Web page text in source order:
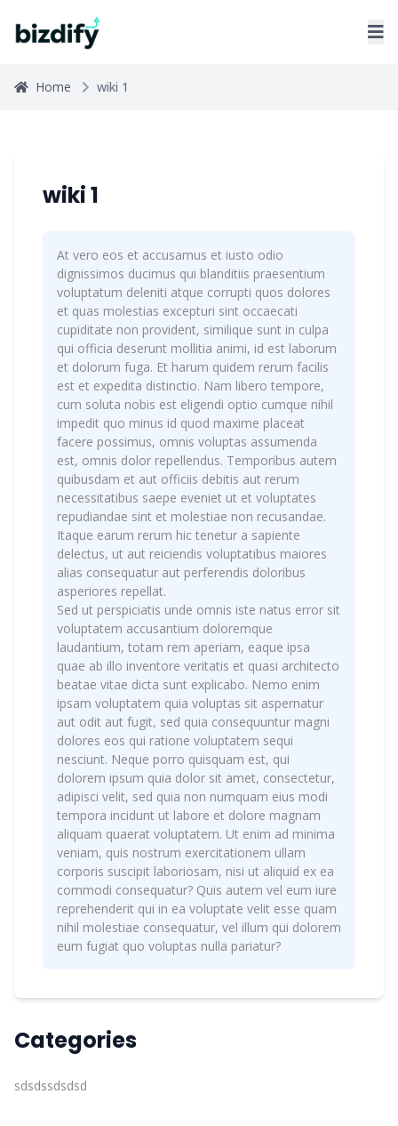
Home wiki 1
wiki 1
At vero eos et accusamus et iusto odio
dignissimos ducimus qui blanditiis praesentium
voluptatum deleniti atque corrupti quos dolores
et quas molestias excepturi sint occaecati
cupiditate non provident, similique sunt in culpa
qui officia deserunt mollitia animi, id est laborum
et dolorum fuga. Et harum quidem rerum facilis
est et expedita distinctio. Nam libero tempore,
cum soluta nobis est eligendi optio cumque nihil
impedit quo minus id quod maxime placeat
facere possimus, omnis voluptas assumenda
est, omnis dolor repellendus. Temporibus autem
quibusdam et aut officiis debitis aut rerum
necessitatibus saepe eveniet ut et voluptates
repudiandae sint et molestiae non recusandae.
Itaque earum rerum hic tenetur a sapiente
delectus, ut aut reiciendis voluptatibus maiores
alias consequatur aut perferendis doloribus
asperiores repellat.
Sed ut perspiciatis unde omnis iste natus error sit
voluptatem accusantium doloremque
laudantium, totam rem aperiam, eaque ipsa
quae ab illo inventore veritatis et quasi architecto
beatae vitae dicta sunt explicabo. Nemo enim
ipsam voluptatem quia voluptas sit aspernatur
aut odit aut fugit, sed quia consequuntur magni
dolores eos qui ratione voluptatem sequi
nesciunt. Neque porro quisquam est, qui
dolorem ipsum quia dolor sit amet, consectetur,
adipisci velit, sed quia non numquam eius modi
tempora incidunt ut labore et dolore magnam
aliquam quaerat voluptatem. Ut enim ad minima
veniam, quis nostrum exercitationem ullam
corporis suscipit laboriosam, nisi ut aliquid ex ea
commodi consequatur? Quis autem vel eum iure
reprehenderit qui in ea voluptate velit esse quam
nihil molestiae consequatur, vel illum qui dolorem
eum fugiat quo voluptas nulla pariatur?
Categories
sdsdssdsdsd